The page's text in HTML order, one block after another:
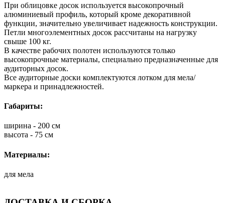
При облицовке досок используется высокопрочный
алюминиевый профиль, который кроме декоративной
функции, значительно увеличивает надежность конструкции.
Петли многоэлементных досок рассчитаны на нагрузку
свыше 100 кг.
В качестве рабочих полотен используются только
высокопрочные материалы, специально предназначенные для
аудиторных досок.
Все аудиторные доски комплектуются лотком для мела/
маркера и принадлежностей.
Габариты:
ширина - 200 см
высота - 75 см
Материалы:
для мела